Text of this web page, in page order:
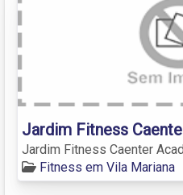
Jardim Fitness
Jardim Fitness Caenter
Fitness em Vila Mariana